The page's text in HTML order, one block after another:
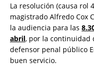
La resolución (causa rol
magistrado Alfredo Cox
la audiencia para las
abril, por la continuidad
defensor penal público
buen servicio.